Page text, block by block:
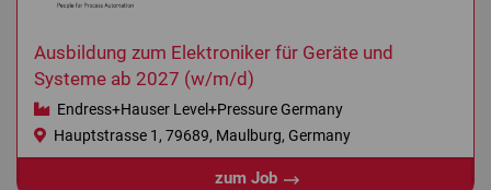
Ausbildung zum Elektroniker für Geräte und
Systeme ab 2027 (w/m/d)
Endress+Hauser Level+Pressure Germany
Hauptstrasse 1, 79689, Maulburg, Germany
zum Job